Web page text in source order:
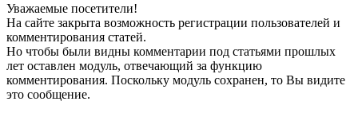
Уважаемые посетители!
На сайте закрыта возможность регистрации пользователей и
комментирования статей.
Но чтобы были видны комментарии под статьями прошлых
лет оставлен модуль, отвечающий за функцию
комментирования. Поскольку модуль сохранен, то Вы видите
это сообщение.